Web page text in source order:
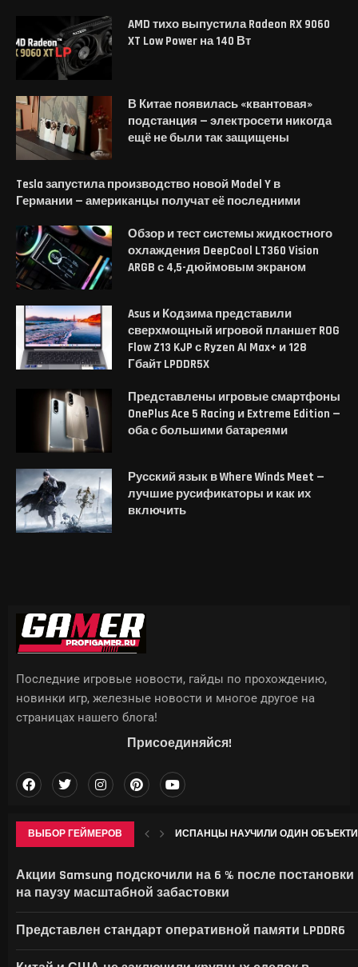
AMD тихо выпустила Radeon RX 9060
XT Low Power на 140 Вт
В Китае появилась «квантовая»
подстанция — электросети никогда
ещё не были так защищены
Tesla запустила производство новой Model Y в
Германии — американцы получат её последними
Обзор и тест системы жидкостного
охлаждения DeepCool LT360 Vision
ARGB с 4,5-дюймовым экраном
Asus и Кодзима представили
сверхмощный игровой планшет ROG
Flow Z13 KJP с Ryzen AI Max+ и 128
Гбайт LPDDR5X
Представлены игровые смартфоны
OnePlus Ace 5 Racing и Extreme Edition —
оба с большими батареями
Русский язык в Where Winds Meet —
лучшие русификаторы и как их
включить
ВЫБОР ГЕЙМЕРОВ ИСПАНЦЫ НАУЧИЛИ ОДИН
Акции Samsung подскочили на 6 % после постановки
на паузу масштабной забастовки
Представлен стандарт оперативной памяти LPDDR6
Последние игровые новости, гайды по прохождению,
новинки игр, железные новости и многое другое на
страницах нашего блога!
Присоединяйся!